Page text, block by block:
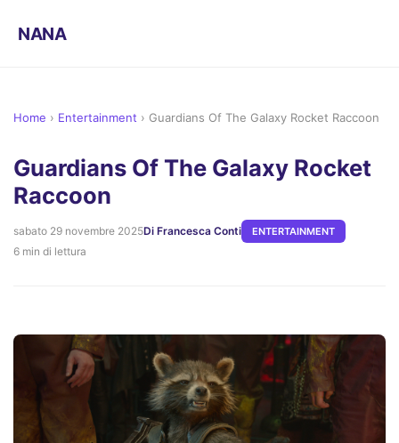
NANA
Home › Entertainment › Guardians Of The Galaxy Rocket Raccoon
Guardians Of The Galaxy Rocket
Raccoon
sabato 29 novembre 2025Di Francesca Conti ENTERTAINMENT
6 min di lettura